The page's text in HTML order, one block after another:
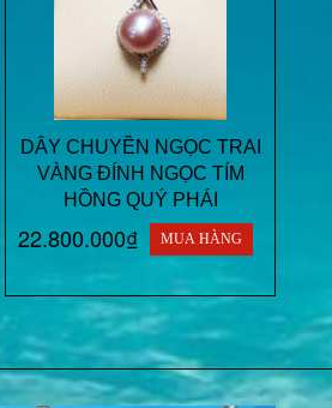
DÂY CHUYỀN NGỌC TRAI
VÀNG ĐÍNH NGỌC TÍM
HỒNG QUÝ PHÁI
22.800.000₫ MUA HÀNG